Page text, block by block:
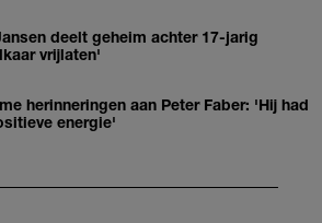
deelt geheim achter 17-jarig
vrijlaten'
herinneringen aan Peter Faber: 'Hij had
energie'